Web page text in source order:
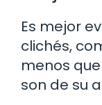
Es mejor
clichés,
menos
son de su